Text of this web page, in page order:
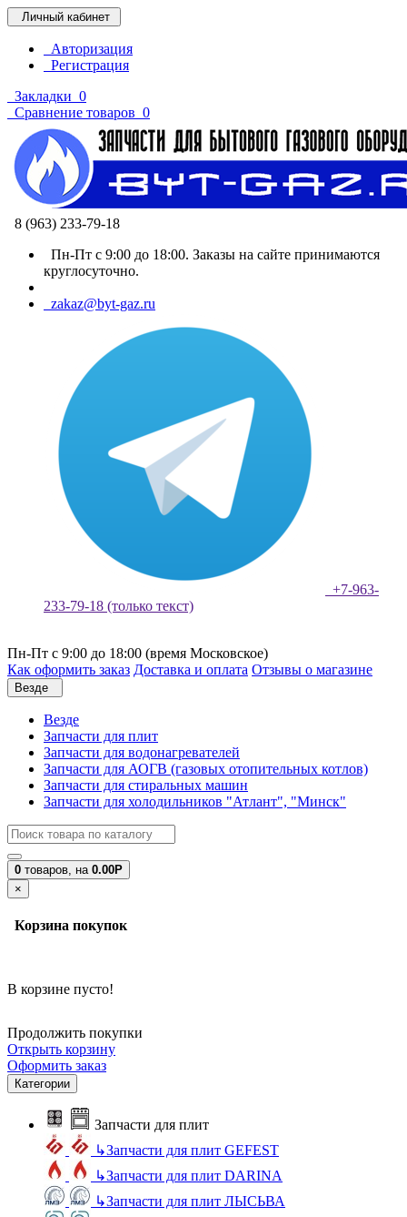
Личный кабинет
Авторизация
Регистрация
Закладки 0
Сравнение товаров 0
8 (963) 233-79-18
Пн-Пт с 9:00 до 18:00. Заказы на сайте принимаются
круглосуточно.
zakaz@byt-gaz.ru
+7-963-
233-79-18 (только текст)
Пн-Пт с 9:00 до 18:00 (время Московское)
Как оформить заказ Доставка и оплата Отзывы о магазине
Везде
Везде
Запчасти для плит
Запчасти для водонагревателей
Запчасти для АОГВ (газовых отопительных котлов)
Запчасти для стиральных машин
Запчасти для холодильников "Атлант", "Минск"
0 товаров, на 0.00Р
×
Корзина покупок
В корзине пусто!
Продолжить покупки
Открыть корзину
Оформить заказ
Категории
Запчасти для плит
↳Запчасти для плит GEFEST
↳Запчасти для плит DARINA
↳Запчасти для плит ЛЫСЬВА